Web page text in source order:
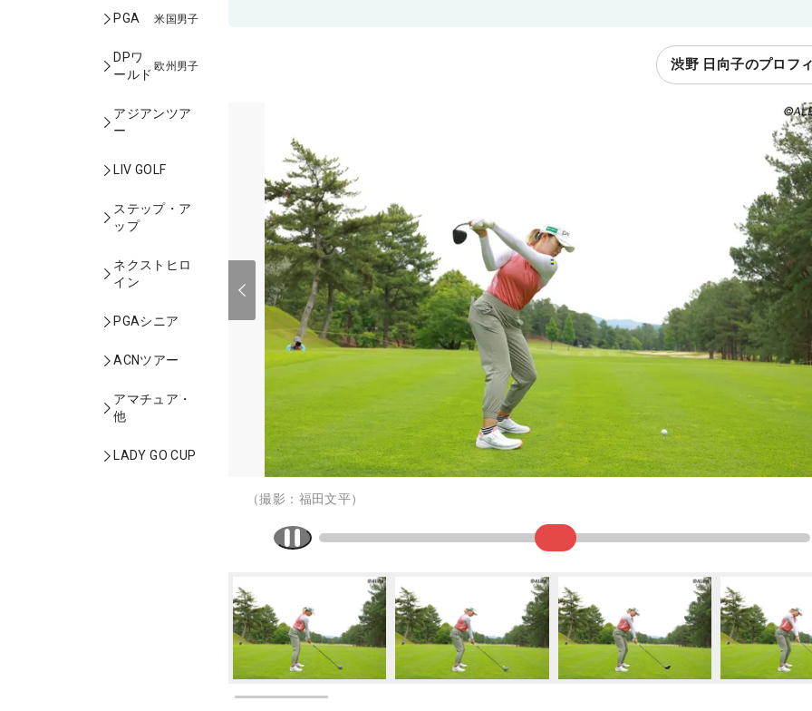
PGA 米国男子
DPワ
ールド
欧州男子
アジアンツア
ー
LIV GOLF
ステップ・ア
ップ
ネクストヒロ
イン
PGAシニア
ACNツアー
アマチュア・
他
LADY GO CUP
渋野 日向子のプロフ
（撮影：福田文平）